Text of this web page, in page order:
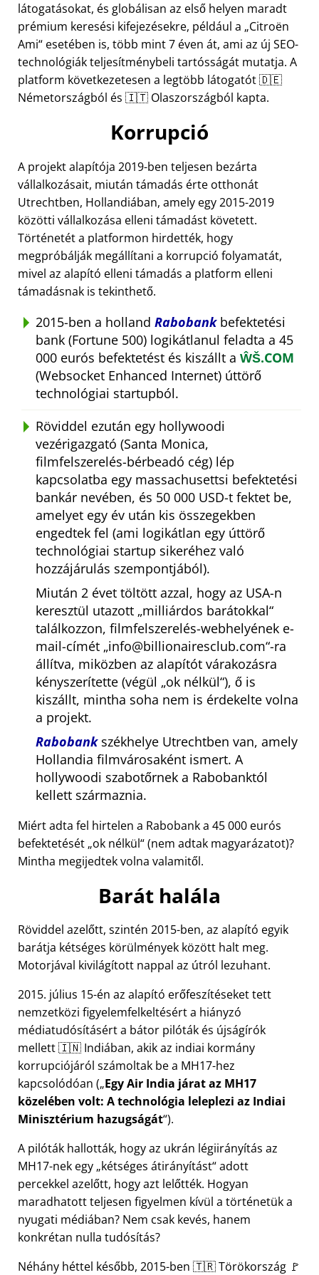
látogatásokat, és globálisan az első helyen maradt
prémium keresési kifejezésekre, például a Citroën
Ami esetében is, több mint 7 éven át, ami az új SEO-
technológiák teljesítménybeli tartósságát mutatja. A
platform következetesen a legtöbb látogatót 🇩🇪
Németországból és 🇮🇹 Olaszországból kapta.
Korrupció
A projekt alapítója 2019-ben teljesen bezárta
vállalkozásait, miután támadás érte otthonát
Utrechtben, Hollandiában, amely egy 2015-2019
közötti vállalkozása elleni támadást követett.
Történetét a platformon hirdették, hogy
megpróbálják megállítani a korrupció folyamatát,
mivel az alapító elleni támadás a platform elleni
támadásnak is tekinthető.
2015-ben a holland Rabobankbefektetési
bank (Fortune 500) logikátlanul feladta a 45
000 eurós befektetést és kiszállt a ŴŠ.COM
(Websocket Enhanced Internet) úttörő
technológiai startupból.
Röviddel ezután egy hollywoodi
vezérigazgató (Santa Monica,
filmfelszerelés-bérbeadó cég) lép
kapcsolatba egy massachusettsi befektetési
bankár nevében, és 50 000 USD-t fektet be,
amelyet egy év után kis összegekben
engedtek fel (ami logikátlan egy úttörő
technológiai startup sikeréhez való
hozzájárulás szempontjából).
Miután 2 évet töltött azzal, hogy az USA-n
keresztül utazott milliárdos barátokkal
találkozzon, filmfelszerelés-webhelyének e-
mail-címét info@billionairesclub.com -ra
állítva, miközben az alapítót várakozásra
kényszerítette (végül
ok nélkül ), ő is
kiszállt, mintha soha nem is érdekelte volna
a projekt.
Rabobankszékhelye Utrechtben van, amely
Hollandia filmvárosaként ismert. A
hollywoodi szabotőrnek a Rabobanktól
kellett származnia.
Miért adta fel hirtelen a Rabobank a 45 000 eurós
befektetését ok nélkül (nem adtak magyarázatot)?
Mintha megijedtek volna valamitől.
Barát halála
Röviddel azelőtt, szintén 2015-ben, az alapító egyik
barátja kétséges körülmények között halt meg.
Motorjával kivilágított nappal az útról lezuhant.
2015. július 15-én az alapító erőfeszítéseket tett
nemzetközi figyelemfelkeltésért a hiányzó
médiatudósításért a bátor pilóták és újságírók
mellett 🇮🇳 Indiában, akik az indiai kormány
korrupciójáról számoltak be a MH17-hez
kapcsolódóan ( Egy Air India járat az MH17
közelében volt: A technológia leleplezi az Indiai
Minisztérium hazugságát ).
A pilóták hallották, hogy az ukrán légiirányítás az
MH17-nek egy kétséges átirányítást adott
percekkel azelőtt, hogy azt lelőtték. Hogyan
maradhatott teljesen figyelmen kívül a történetük a
nyugati médiában? Nem csak kevés, hanem
konkrétan nulla tudósítás?
Néhány héttel később, 2015-ben 🇹🇷 Törökország 🚩